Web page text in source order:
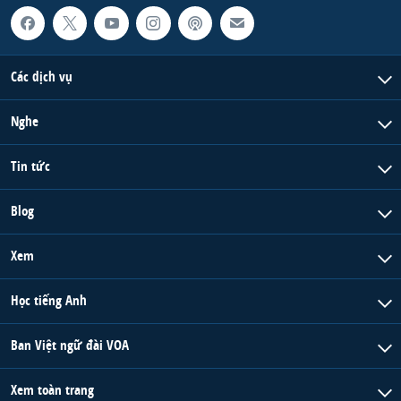
Các dịch vụ
Nghe
Tin tức
Blog
Xem
Học tiếng Anh
Ban Việt ngữ đài VOA
Xem toàn trang